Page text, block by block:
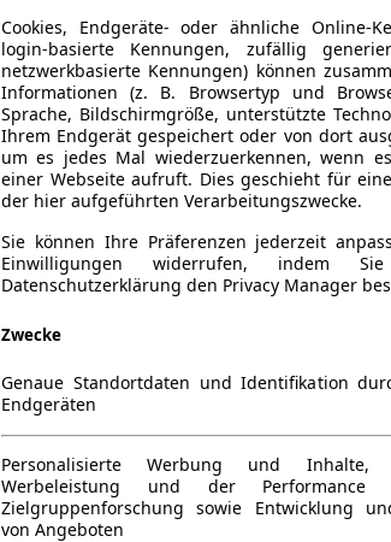
Cookies, Endgeräte- oder ähnliche Online-
login-basierte Kennungen, zufällig
netzwerkbasierte Kennungen) können
Informationen (z. B. Browsertyp und
Sprache, Bildschirmgröße, unterstützte
Ihrem Endgerät gespeichert oder von dort
um es jedes Mal wiederzuerkennen, wenn
einer Webseite aufruft. Dies geschieht für
der hier aufgeführten Verarbeitungszwecke.
Sie können Ihre Präferenzen jederzeit
Einwilligungen widerrufen, indem
Datenschutzerklärung den Privacy Manager
Zwecke
Genaue Standortdaten und Identifikation
Endgeräten
Personalisierte Werbung und Inhalte,
Werbeleistung und der Performance
Zielgruppenforschung sowie Entwicklung
von Angeboten